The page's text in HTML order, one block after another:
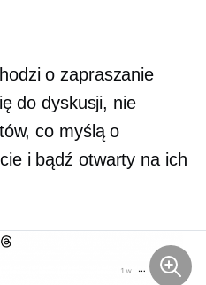
o zapraszanie
do dyskusji, nie
co myślą o
i bądź otwarty na ich